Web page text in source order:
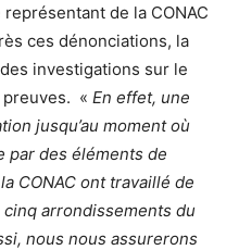
de la CONAC
ces dénonciations, la
investigations sur le
« En effet, une
jusqu’au moment où
par des éléments de
CONAC ont travaillé de
arrondissements du
nous nous assurerons